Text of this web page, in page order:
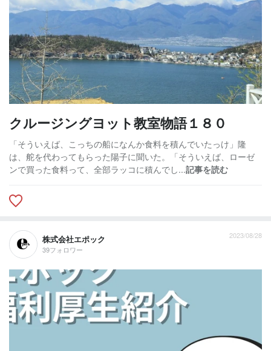
クルージングヨット教室物語１８０
「そういえば、こっちの船になんか食料を積んでいたっけ」隆
は、舵を代わってもらった陽子に聞いた。「そういえば、ローゼ
ンで買った食料って、全部ラッコに積んでし...記事を読む
株式会社エポック
39フォロワー
2023/08/28